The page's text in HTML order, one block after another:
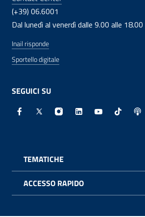
(+39) 06.6001
Dal lunedì al venerdì dalle 9.00 alle 18.00
Inail risponde
Sportello digitale
SEGUICI SU
Facebook - Sito esterno -
X - Sito esterno - Apertura
Instagram - Sito
Linkedin - Sito
Youtube -
TEMATICHE
ACCESSO RAPIDO